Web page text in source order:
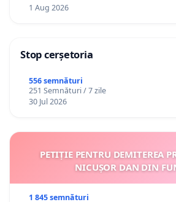
1 Aug 2026
Stop cerșetoria
556 semnături
251 Semnături / 7 zile
30 Jul 2026
PETIȚIE PENTRU DEMITEREA
NICUȘOR DAN DIN
1 845 semnături